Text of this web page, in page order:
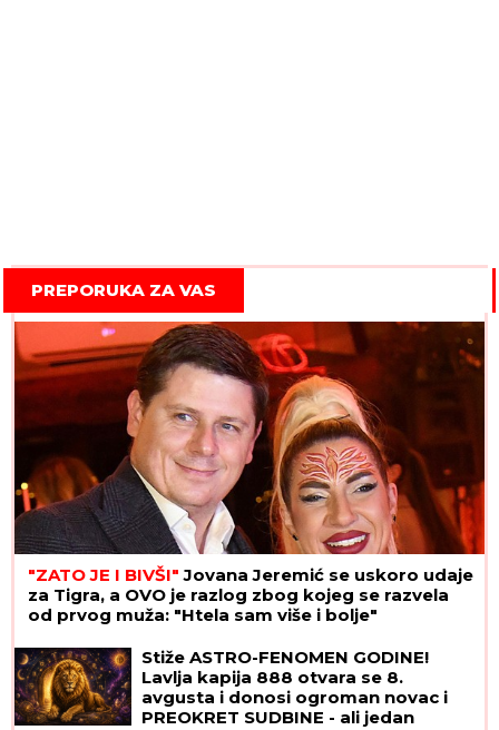
PREPORUKA ZA VAS
"ZATO JE I BIVŠI" Jovana Jeremić se uskoro udaje
za Tigra, a OVO je razlog zbog kojeg se razvela
od prvog muža: "Htela sam više i bolje"
Stiže ASTRO-FENOMEN GODINE!
Lavlja kapija 888 otvara se 8.
avgusta i donosi ogroman novac i
PREOKRET SUDBINE - ali jedan